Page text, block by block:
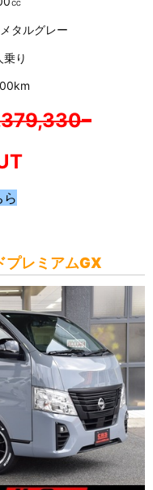
タルグレー
乗り
–
レミアムGX